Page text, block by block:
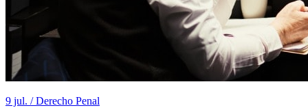
9 jul. / Derecho Penal